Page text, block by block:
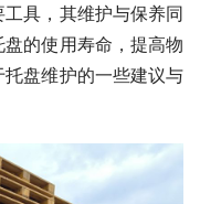
具，其维护与保养同
的使用寿命，提高物
盘维护的一些建议与